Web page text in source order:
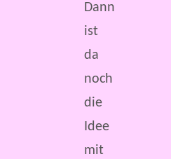
Dann
ist
da
noch
die
Idee
mit